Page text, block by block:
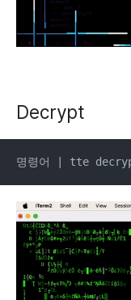
Decrypt
명령어 | tte